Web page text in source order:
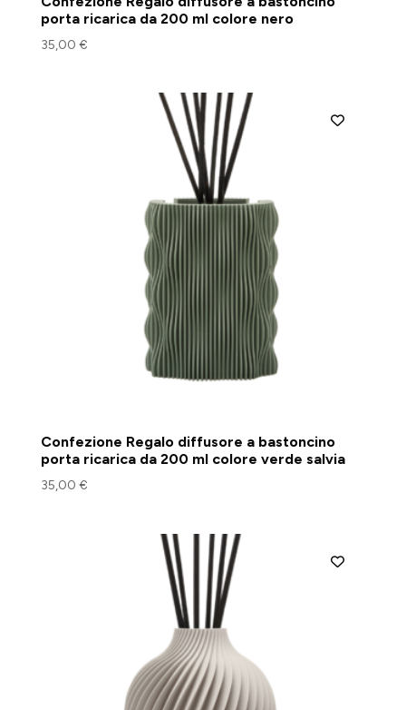
porta ricarica da 200 ml colore nero
35,00 €
Confezione Regalo diffusore a bastoncino
porta ricarica da 200 ml colore verde salvia
35,00 €